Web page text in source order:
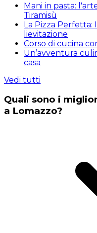
Mani in pasta:
Tiramisù
La Pizza Perfetta:
lievitazione
Corso di cucina
Un’avventura
casa
Vedi tutti
Quali sono i
a Lomazzo?